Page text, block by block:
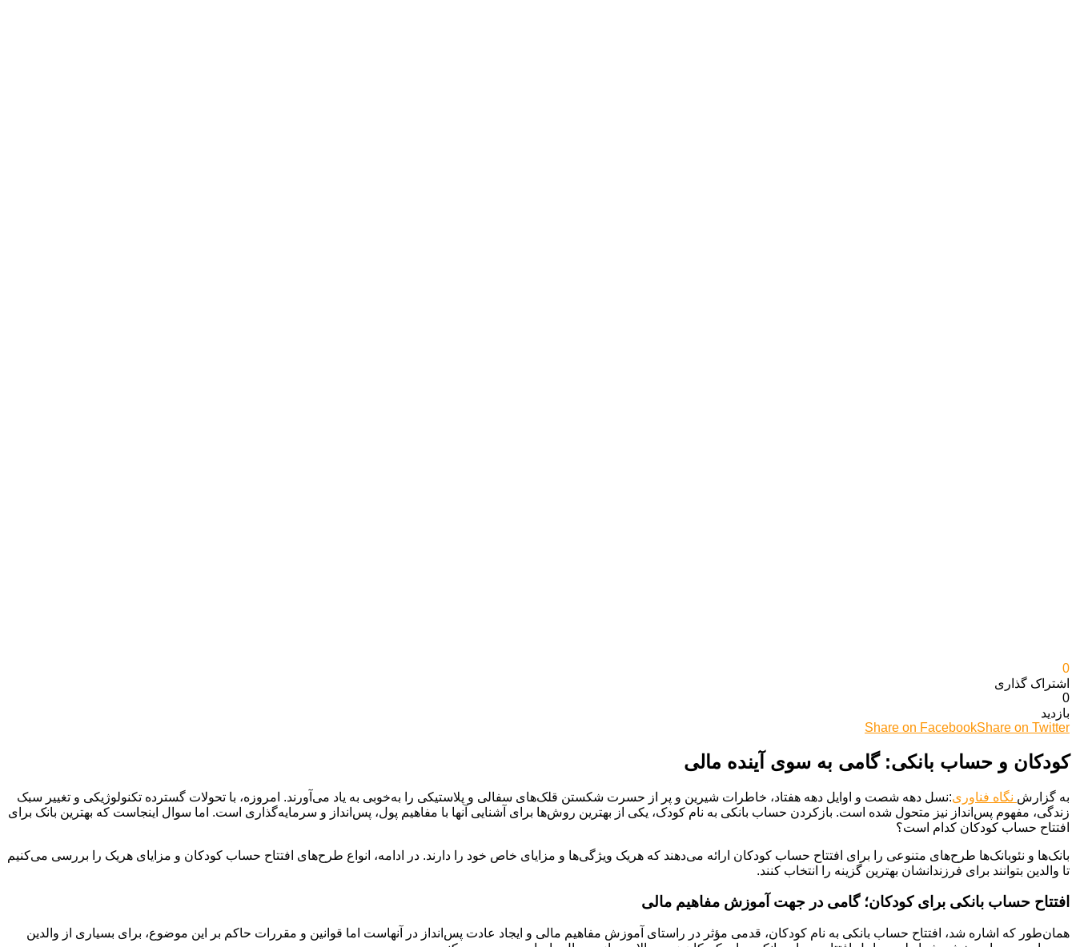
0
اشتراک گذاری‌
0
بازدید
Share on FacebookShare on Twitter
کودکان و حساب بانکی: گامی به سوی آینده مالی
به گزارش نگاه فناوری:نسل دهه شصت و اوایل دهه هفتاد، خاطرات شیرین و پر از حسرت شکستن قلک‌های سفالی و پلاستیکی را به‌خوبی به یاد می‌آورند. امروزه، با تحولات گسترده تکنولوژیکی و تغییر سبک
زندگی، مفهوم پس‌انداز نیز متحول شده است. بازکردن حساب بانکی به نام کودک، یکی از بهترین روش‌ها برای آشنایی آنها با مفاهیم پول، پس‌انداز و سرمایه‌گذاری است. اما سوال اینجاست که بهترین بانک برای
افتتاح حساب کودکان کدام است؟
بانک‌ها و نئوبانک‌ها طرح‌های متنوعی را برای افتتاح حساب کودکان ارائه می‌دهند که هریک ویژگی‌ها و مزایای خاص خود را دارند. در ادامه، انواع طرح‌های افتتاح حساب کودکان و مزایای هریک را بررسی می‌کنیم
تا والدین بتوانند برای فرزندانشان بهترین گزینه را انتخاب کنند.
افتتاح حساب بانکی برای کودکان؛ گامی در جهت آموزش مفاهیم مالی
همان‌طور که اشاره شد، افتتاح حساب بانکی به نام کودکان، قدمی مؤثر در راستای آموزش مفاهیم مالی و ایجاد عادت پس‌انداز در آنهاست اما قوانین و مقررات حاکم بر این موضوع، برای بسیاری از والدین